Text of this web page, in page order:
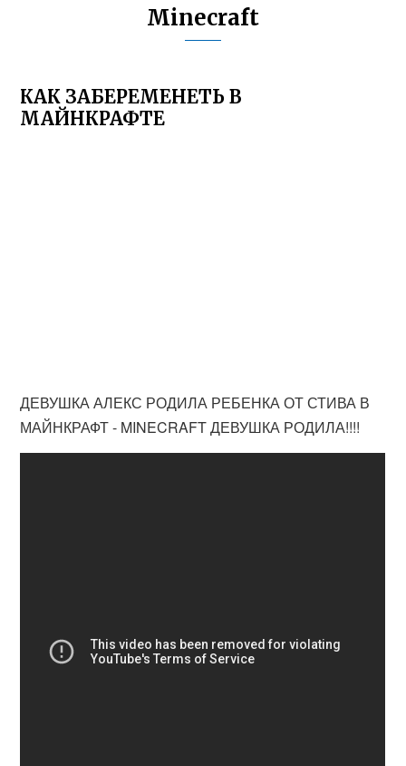
Minecraft
КАК ЗАБЕРЕМЕНЕТЬ В
МАЙНКРАФТЕ
ДЕВУШКА АЛЕКС РОДИЛА РЕБЕНКА ОТ СТИВА В
МАЙНКРАФТ - MINECRAFT ДЕВУШКА РОДИЛА!!!!